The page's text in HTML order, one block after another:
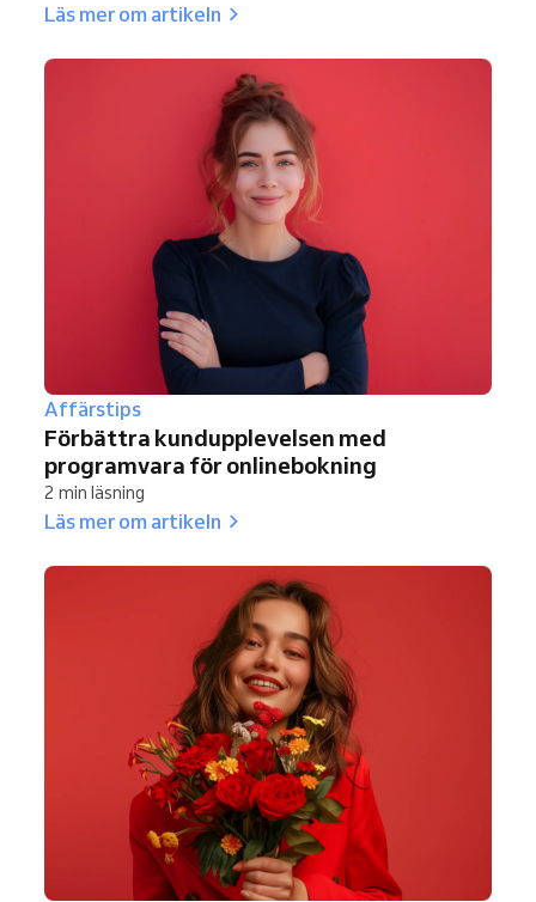
Läs mer om artikeln
Affärstips
Förbättra kundupplevelsen med
programvara för onlinebokning
2 min läsning
Läs mer om artikeln